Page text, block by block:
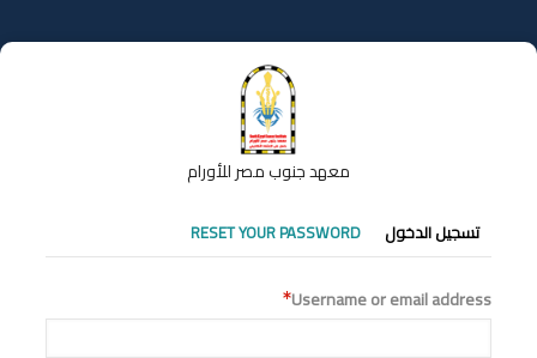
إلى
المحتوى
معهد جنوب مصر للأورام
التبويبات
الأساسية
تسجيل الدخول RESET YOUR PASSWORD
Username or email address